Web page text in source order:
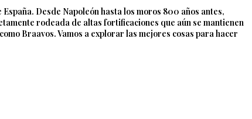
Desde Napoleón hasta los moros 800 años antes,
rodeada de altas fortificaciones que aún se mantienen
Braavos. Vamos a explorar las mejores cosas para hacer